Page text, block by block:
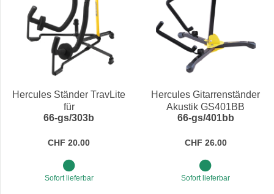
Hercules Ständer TravLite
für
Ukulele/Mandoline/Violine
66-gs/303b
CHF 20.00
Sofort lieferbar
Hercules Gitarrenständer
Akustik GS401BB
66-gs/401bb
CHF 26.00
Sofort lieferbar